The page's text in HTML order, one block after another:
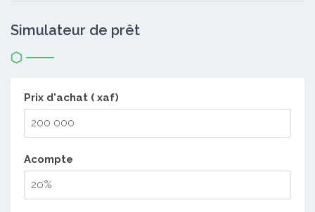
Simulateur de prêt
Prix d'achat ( xaf)
Acompte